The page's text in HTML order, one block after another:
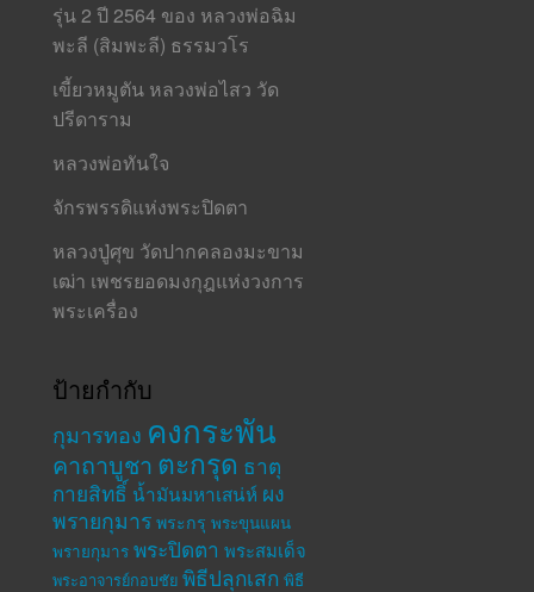
รุ่น 2 ปี 2564 ของ หลวงพ่อฉิม
พะลี (สิมพะลี) ธรรมวโร
เขี้ยวหมูตัน หลวงพ่อไสว วัด
ปรีดาราม
หลวงพ่อทันใจ
จักรพรรดิแห่งพระปิดตา
หลวงปู่ศุข วัดปากคลองมะขาม
เฒ่า เพชรยอดมงกุฎแห่งวงการ
พระเครื่อง
ป้ายกำกับ
กุมารทอง คงกระพัน
คาถาบูชา ตะกรุด ธาตุ
กายสิทธิ์ น้ำมันมหาเสน่ห์ ผง
พรายกุมาร พระกรุ พระขุนแผน
พรายกุมาร พระปิดตา พระสมเด็จ
พระอาจารย์กอบชัย พิธีปลุกเสก พิธี